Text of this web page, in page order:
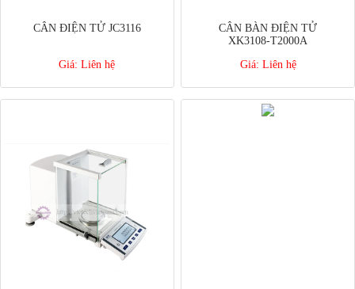
CÂN ĐIỆN TỬ JC3116
Giá: Liên hệ
CÂN BÀN ĐIỆN TỬ
XK3108-T2000A
Giá: Liên hệ